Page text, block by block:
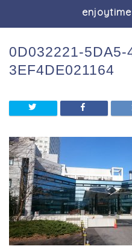
0D032221-5DA5-
3EF4DE021164